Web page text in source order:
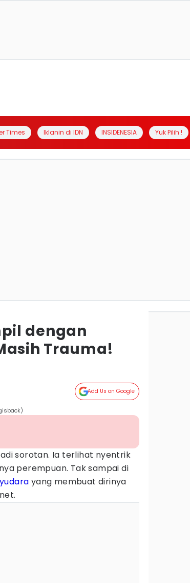
Times Iklanin di IDN INSIDENESIA Yuk Pilih !
dengan
Trauma!
Add Us on Google
sorotan. Ia terlihat nyentrik
perempuan. Tak sampai di
yang membuat dirinya